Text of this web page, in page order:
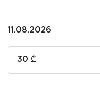
11.08.2026
30 ₾